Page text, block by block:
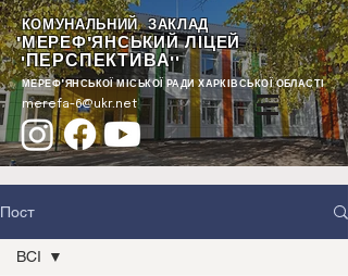
КОМУНАЛЬНИЙ ЗАКЛАД
"МЕРЕФ'ЯНСЬКИЙ ЛІЦЕЙ
"ПЕРСПЕКТИВА""
МЕРЕФ'ЯНСЬКОЇ МІСЬКОЇ РАДИ ХАРКІВСЬКОЇ ОБЛАСТІ
merefa-6@ukr.net
Пост
ВСІ